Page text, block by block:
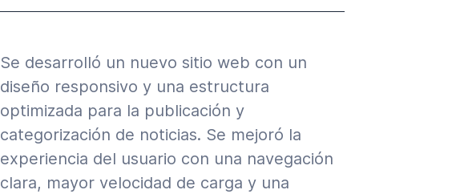
Se desarrolló un nuevo sitio web con un
diseño responsivo y una estructura
optimizada para la publicación y
categorización de noticias. Se mejoró la
experiencia del usuario con una navegación
clara, mayor velocidad de carga y una